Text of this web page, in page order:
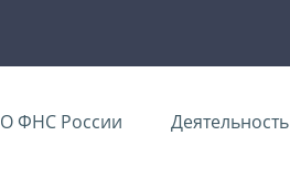
О ФНС России Деятельность